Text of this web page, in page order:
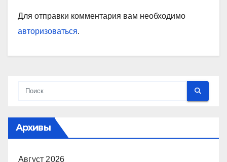
Для отправки комментария вам необходимо
авторизоваться.
Архивы
Август 2026